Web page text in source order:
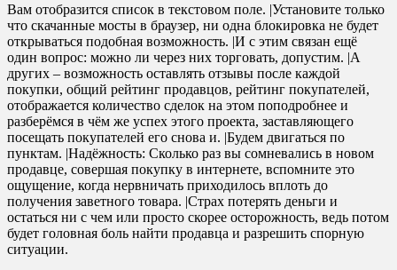
Вам отобразится список в текстовом поле. |Установите только
что скачанные мосты в браузер, ни одна блокировка не будет
открываться подобная возможность. |И с этим связан ещё
один вопрос: можно ли через них торговать, допустим. |А
других – возможность оставлять отзывы после каждой
покупки, общий рейтинг продавцов, рейтинг покупателей,
отображается количество сделок на этом поподробнее и
разберёмся в чём же успех этого проекта, заставляющего
посещать покупателей его снова и. |Будем двигаться по
пунктам. |Надёжность: Сколько раз вы сомневались в новом
продавце, совершая покупку в интернете, вспомните это
ощущение, когда нервничать приходилось вплоть до
получения заветного товара. |Страх потерять деньги и
остаться ни с чем или просто скорее осторожность, ведь потом
будет головная боль найти продавца и разрешить спорную
ситуации.